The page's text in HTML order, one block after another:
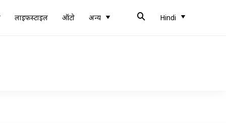
लाइफस्टाइल ऑटो अन्य Hindi